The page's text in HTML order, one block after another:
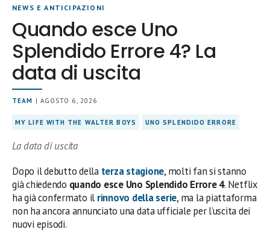
NEWS E ANTICIPAZIONI
Quando esce Uno
Splendido Errore 4? La
data di uscita
TEAM | AGOSTO 6, 2026
MY LIFE WITH THE WALTER BOYS UNO SPLENDIDO ERRORE
La data di uscita
Dopo il debutto della terza stagione, molti fan si stanno
già chiedendo quando esce Uno Splendido Errore 4. Netflix
ha già confermato il rinnovo della serie, ma la piattaforma
non ha ancora annunciato una data ufficiale per l’uscita dei
nuovi episodi.